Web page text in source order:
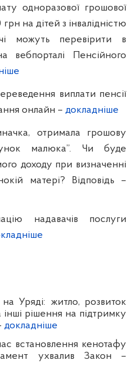
одноразової грошової
на дітей з інвалідністю
можуть перевірити в
вебпорталі Пенсійного
виплати пенсії
онлайн – докладніше
отримала грошову
малюка”. Чи буде
доходу при визначенні
матері? Відповідь –
надавачів послуги
Уряді: житло, розвиток
рішення на підтримку
докладніше
встановлення кенотафу
ухвалив Закон –